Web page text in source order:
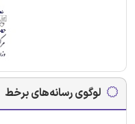
لوگوی رسانه‌های برخط